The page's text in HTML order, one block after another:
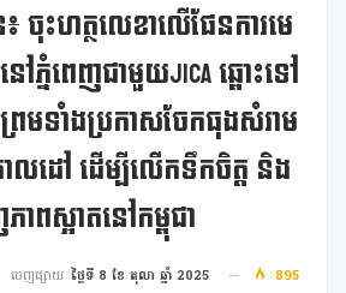
ចុះហត្ថលេខាលើផែនការមេ
ភ្នំពេញជាមួយJICA ឆ្ពោះទៅ
ព្រមទាំងប្រកាសចែកធុងសំរាម
លដៅ ដើម្បីលើកទឹកចិត្ត និង
ាពស្អាតនៅកម្ពុជា
ចេញផ្សាយ ថ្ងៃទី 8 ខែ តុលា ឆ្នាំ 2025 895